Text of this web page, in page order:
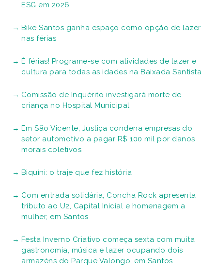
ESG em 2026
Bike Santos ganha espaço como opção de lazer
nas férias
É férias! Programe-se com atividades de lazer e
cultura para todas as idades na Baixada Santista
Comissão de Inquérito investigará morte de
criança no Hospital Municipal
Em São Vicente, Justiça condena empresas do
setor automotivo a pagar R$ 100 mil por danos
morais coletivos
Biquíni: o traje que fez história
Com entrada solidária, Concha Rock apresenta
tributo ao U2, Capital Inicial e homenagem a
mulher, em Santos
Festa Inverno Criativo começa sexta com muita
gastronomia, música e lazer ocupando dois
armazéns do Parque Valongo, em Santos